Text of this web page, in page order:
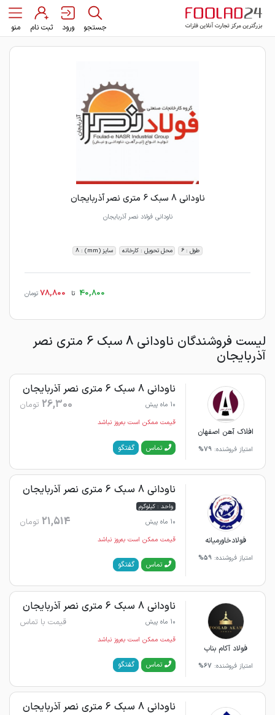
جستجو ورود ثبت نام منو
ناودانی 8 سبک 6 متری نصر آذربایجان
ناودانی فولاد نصر آذربایجان
طول : 6 محل تحویل : کارخانه سایز (mm) : 8
40,800 تا 78,800 تومان
لیست فروشندگان ناودانی 8 سبک 6 متری نصر
آذربایجان
افلاک آهن اصفهان
امتیاز فروشنده: 79%
ناودانی 8 سبک 6 متری نصر آذربایجان
10 ماه پیش 26,300 تومان
قیمت ممکن است به‌روز نباشد
تماس گفتگو
فولادخاورمیانه
امتیاز فروشنده: 59%
ناودانی 8 سبک 6 متری نصر آذربایجان
واحد : کیلوگرم
10 ماه پیش
21,514 تومان
قیمت ممکن است به‌روز نباشد
تماس گفتگو
فولاد آکام بناب
امتیاز فروشنده: 67%
ناودانی 8 سبک 6 متری نصر آذربایجان
10 ماه پیش قیمت با تماس
قیمت ممکن است به‌روز نباشد
تماس گفتگو
ناودانی 8 سبک 6 متری نصر آذربایجان